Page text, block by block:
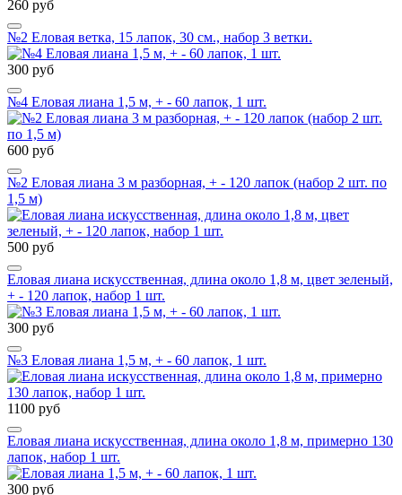
260 руб
№2 Еловая ветка, 15 лапок, 30 см., набор 3 ветки.
300 руб
№4 Еловая лиана 1,5 м, + - 60 лапок, 1 шт.
600 руб
№2 Еловая лиана 3 м разборная, + - 120 лапок (набор 2 шт. по
1,5 м)
500 руб
Еловая лиана искусственная, длина около 1,8 м, цвет зеленый,
+ - 120 лапок, набор 1 шт.
300 руб
№3 Еловая лиана 1,5 м, + - 60 лапок, 1 шт.
1100 руб
Еловая лиана искусственная, длина около 1,8 м, примерно 130
лапок, набор 1 шт.
300 руб